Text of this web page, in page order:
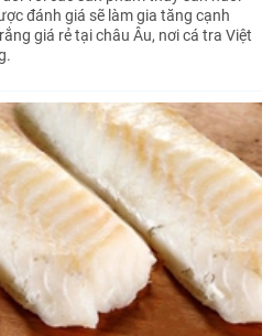
đánh giá sẽ làm gia tăng cạnh
giá rẻ tại châu Âu, nơi cá tra Việt